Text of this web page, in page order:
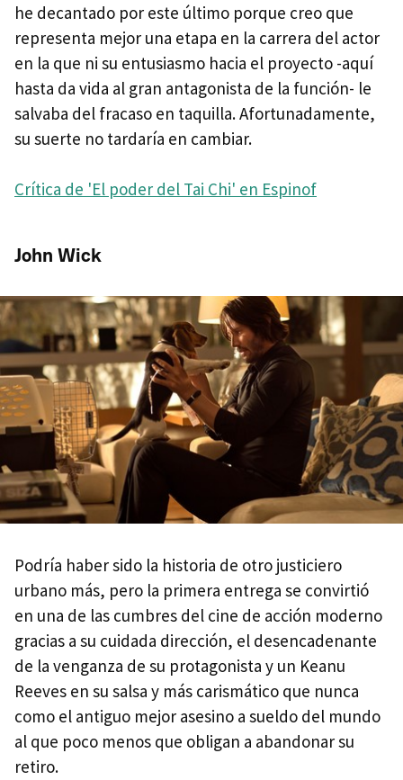
he decantado por este último porque creo que
representa mejor una etapa en la carrera del actor
en la que ni su entusiasmo hacia el proyecto -aquí
hasta da vida al gran antagonista de la función- le
salvaba del fracaso en taquilla. Afortunadamente,
su suerte no tardaría en cambiar.
Crítica de 'El poder del Tai Chi' en Espinof
John Wick
Podría haber sido la historia de otro justiciero
urbano más, pero la primera entrega se convirtió
en una de las cumbres del cine de acción moderno
gracias a su cuidada dirección, el desencadenante
de la venganza de su protagonista y un Keanu
Reeves en su salsa y más carismático que nunca
como el antiguo mejor asesino a sueldo del mundo
al que poco menos que obligan a abandonar su
retiro.